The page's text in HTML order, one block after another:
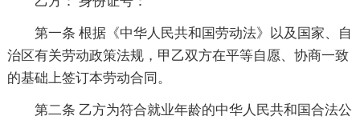
第一条 根据《中华人民共和国劳动法》以及国家、自
治区有关劳动政策法规，甲乙双方在平等自愿、协商一致
的基础上签订本劳动合同。
第二条 乙方为符合就业年龄的中华人民共和国合法公